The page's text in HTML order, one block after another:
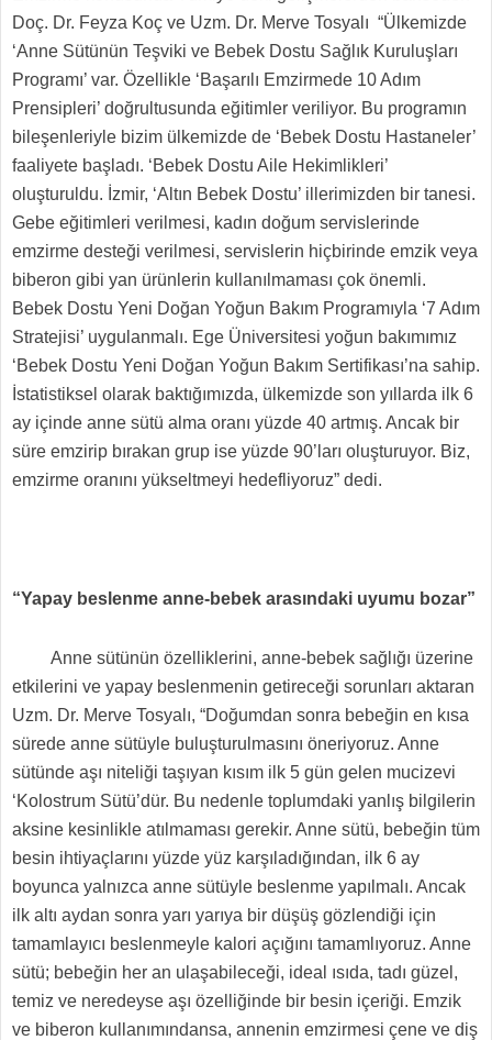
Doç. Dr. Feyza Koç ve Uzm. Dr. Merve Tosyalı “Ülkemizde
‘Anne Sütünün Teşviki ve Bebek Dostu Sağlık Kuruluşları
Programı’ var. Özellikle ‘Başarılı Emzirmede 10 Adım
Prensipleri’ doğrultusunda eğitimler veriliyor. Bu programın
bileşenleriyle bizim ülkemizde de ‘Bebek Dostu Hastaneler’
faaliyete başladı. ‘Bebek Dostu Aile Hekimlikleri’
oluşturuldu. İzmir, ‘Altın Bebek Dostu’ illerimizden bir tanesi.
Gebe eğitimleri verilmesi, kadın doğum servislerinde
emzirme desteği verilmesi, servislerin hiçbirinde emzik veya
biberon gibi yan ürünlerin kullanılmaması çok önemli.
Bebek Dostu Yeni Doğan Yoğun Bakım Programıyla ‘7 Adım
Stratejisi’ uygulanmalı. Ege Üniversitesi yoğun bakımımız
‘Bebek Dostu Yeni Doğan Yoğun Bakım Sertifikası’na sahip.
İstatistiksel olarak baktığımızda, ülkemizde son yıllarda ilk 6
ay içinde anne sütü alma oranı yüzde 40 artmış. Ancak bir
süre emzirip bırakan grup ise yüzde 90’ları oluşturuyor. Biz,
emzirme oranını yükseltmeyi hedefliyoruz” dedi.
“Yapay beslenme anne-bebek arasındaki uyumu bozar”
Anne sütünün özelliklerini, anne-bebek sağlığı üzerine
etkilerini ve yapay beslenmenin getireceği sorunları aktaran
Uzm. Dr. Merve Tosyalı, “Doğumdan sonra bebeğin en kısa
sürede anne sütüyle buluşturulmasını öneriyoruz. Anne
sütünde aşı niteliği taşıyan kısım ilk 5 gün gelen mucizevi
‘Kolostrum Sütü’dür. Bu nedenle toplumdaki yanlış bilgilerin
aksine kesinlikle atılmaması gerekir. Anne sütü, bebeğin tüm
besin ihtiyaçlarını yüzde yüz karşıladığından, ilk 6 ay
boyunca yalnızca anne sütüyle beslenme yapılmalı. Ancak
ilk altı aydan sonra yarı yarıya bir düşüş gözlendiği için
tamamlayıcı beslenmeyle kalori açığını tamamlıyoruz. Anne
sütü; bebeğin her an ulaşabileceği, ideal ısıda, tadı güzel,
temiz ve neredeyse aşı özelliğinde bir besin içeriği. Emzik
ve biberon kullanımındansa, annenin emzirmesi çene ve diş